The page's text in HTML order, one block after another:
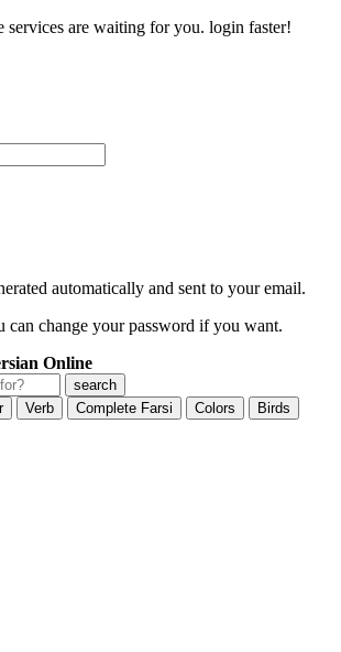
services are waiting for you. login faster!
automatically and sent to your email.
can change your password if you want.
Online
Verb Complete Farsi Colors Birds